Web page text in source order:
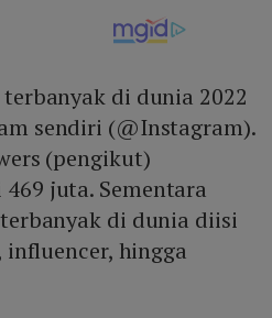
di dunia 2022
sendiri (@Instagram).
(pengikut)
juta. Sementara
di dunia diisi
hingga